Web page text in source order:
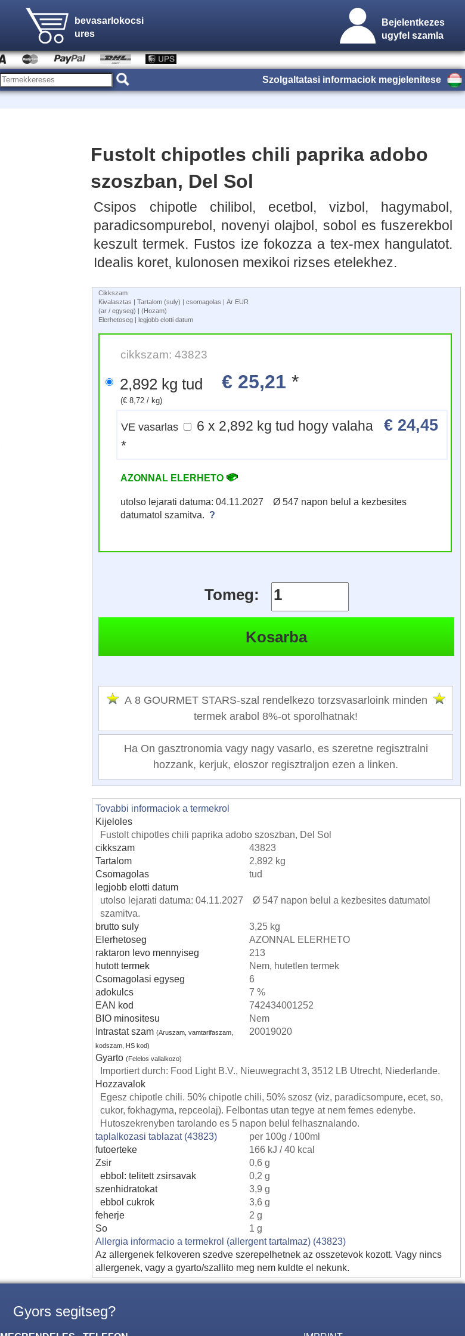
bevasarlokocsi
ures
Bejelentkezes
ugyfel szamla
Szolgaltatasi informaciok megjelenitese
Fustolt chipotles chili paprika adobo
szoszban, Del Sol
Csipos chipotle chilibol, ecetbol, vizbol, hagymabol,
paradicsompurebol, novenyi olajbol, sobol es fuszerekbol
keszult termek. Fustos ize fokozza a tex-mex hangulatot.
Idealis koret, kulonosen mexikoi rizses etelekhez.
Cikkszam
Kivalasztas | Tartalom (suly) | csomagolas | Ar EUR
(ar / egyseg) | (Hozam)
Elerhetoseg | legjobb elotti datum
cikkszam: 43823
2,892 kg tud € 25,21 *
(€ 8,72 / kg)
VE vasarlas 6 x 2,892 kg tud hogy valaha € 24,45
*
AZONNAL ELERHETO
utolso lejarati datuma: 04.11.2027 Ø 547 napon belul a kezbesites
datumatol szamitva. ?
Tomeg:
A 8 GOURMET STARS-szal rendelkezo torzsvasarloink minden
termek arabol 8%-ot sporolhatnak!
Ha On gasztronomia vagy nagy vasarlo, es szeretne regisztralni
hozzank, kerjuk, eloszor regisztraljon ezen a linken.
Tovabbi informaciok a termekrol
Kijeloles
Fustolt chipotles chili paprika adobo szoszban, Del Sol
cikkszam
43823
Tartalom
2,892 kg
Csomagolas
tud
legjobb elotti datum
utolso lejarati datuma: 04.11.2027 Ø 547 napon belul a kezbesites datumatol
szamitva.
brutto suly
3,25 kg
Elerhetoseg
AZONNAL ELERHETO
raktaron levo mennyiseg
213
hutott termek
Nem, hutetlen termek
Csomagolasi egyseg
6
adokulcs
7 %
EAN kod
742434001252
BIO minositesu
Nem
Intrastat szam(Aruszam, vamtarifaszam,
kodszam, HS kod)
20019020
Gyarto(Felelos vallalkozo)
Importiert durch: Food Light B.V., Nieuwegracht 3, 3512 LB Utrecht, Niederlande.
Hozzavalok
Egesz chipotle chili. 50% chipotle chili, 50% szosz (viz, paradicsompure, ecet, so,
cukor, fokhagyma, repceolaj). Felbontas utan tegye at nem femes edenybe.
Hutoszekrenyben tarolando es 5 napon belul felhasznalando.
taplalkozasi tablazat (43823)
per 100g / 100ml
futoerteke
166 kJ / 40 kcal
Zsir
0,6 g
ebbol: telitett zsirsavak
0,2 g
szenhidratokat
3,9 g
ebbol cukrok
3,6 g
feherje
2 g
So
1 g
Allergia informacio a termekrol (allergent tartalmaz) (43823)
Az allergenek felkoveren szedve szerepelhetnek az osszetevok kozott. Vagy nincs
allergenek, vagy a gyarto/szallito meg nem kuldte el nekunk.
Gyors segitseg?